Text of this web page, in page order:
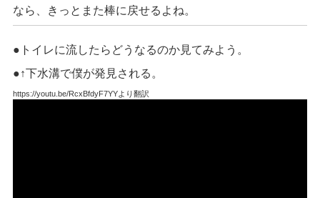
なら、きっとまた棒に戻せるよね。
●トイレに流したらどうなるのか見てみよう。
●↑下水溝で僕が発見される。
https://youtu.be/RcxBfdyF7YYより翻訳